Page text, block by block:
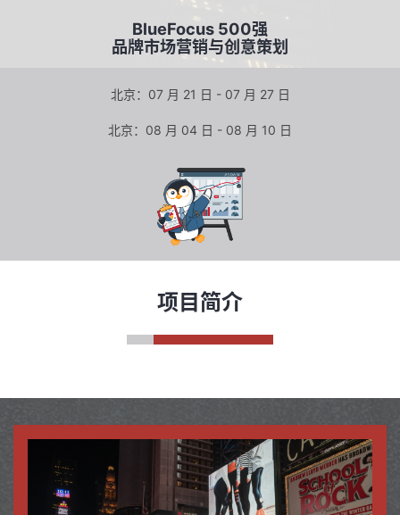
BlueFocus 500强
品牌市场营销与创意策划
北京：07 月 21 日 - 07 月 27 日
北京：08 月 04 日 - 08 月 10 日
项目简介